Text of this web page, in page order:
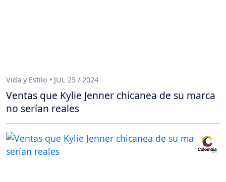
Vida y Estilo • JUL 25 / 2024
Ventas que Kylie Jenner chicanea de su marca
no serían reales